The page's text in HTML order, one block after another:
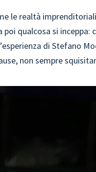
le realtà
poi qualcosa si
di Stefano
non sempre